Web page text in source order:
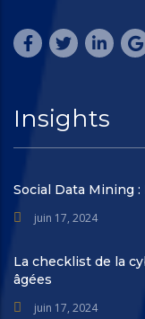
Insights
Social Data Mining
juin 17, 2024
La checklist de la
âgées
juin 17, 2024